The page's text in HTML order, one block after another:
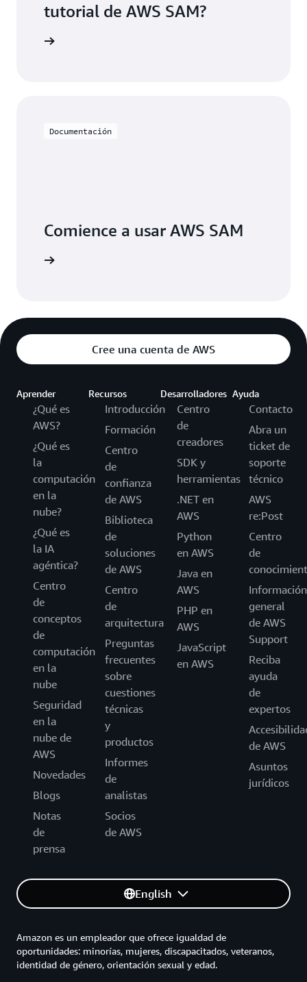
tutorial de AWS SAM?
Documentación
Comience a usar AWS SAM
Cree una cuenta de AWS
Aprender
¿Qué es
AWS?
¿Qué es
la
computación
en la
nube?
¿Qué es
la IA
agéntica?
Centro
de
conceptos
de
computación
en la
nube
Seguridad
en la
nube de
AWS
Novedades
Blogs
Notas
de
prensa
Recursos
Introducción
Formación
Centro
de
confianza
de AWS
Biblioteca
de
soluciones
de AWS
Centro
de
arquitectura
Preguntas
frecuentes
sobre
cuestiones
técnicas
y
productos
Informes
de
analistas
Socios
de AWS
Desarrolladores
Centro
de
creadores
SDK y
herramientas
.NET en
AWS
Python
en AWS
Java en
AWS
PHP en
AWS
JavaScript
en AWS
Ayuda
Contacto
Abra un
ticket de
soporte
técnico
AWS
re:Post
Centro
de
Información
general
de AWS
Support
Reciba
ayuda
de
expertos
de AWS
Asuntos
jurídicos
English
Amazon es un empleador que ofrece igualdad de
oportunidades: minorías, mujeres, discapacitados, veteranos,
identidad de género, orientación sexual y edad.